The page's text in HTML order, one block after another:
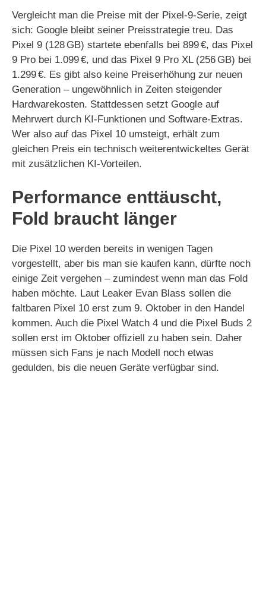
Vergleicht man die Preise mit der Pixel-9-Serie, zeigt
sich: Google bleibt seiner Preisstrategie treu. Das
Pixel 9 (128 GB) startete ebenfalls bei 899 €, das Pixel
9 Pro bei 1.099 €, und das Pixel 9 Pro XL (256 GB) bei
1.299 €. Es gibt also keine Preiserhöhung zur neuen
Generation – ungewöhnlich in Zeiten steigender
Hardwarekosten. Stattdessen setzt Google auf
Mehrwert durch KI-Funktionen und Software-Extras.
Wer also auf das Pixel 10 umsteigt, erhält zum
gleichen Preis ein technisch weiterentwickeltes Gerät
mit zusätzlichen KI-Vorteilen.
Performance enttäuscht,
Fold braucht länger
Die Pixel 10 werden bereits in wenigen Tagen
vorgestellt, aber bis man sie kaufen kann, dürfte noch
einige Zeit vergehen – zumindest wenn man das Fold
haben möchte. Laut Leaker Evan Blass sollen die
faltbaren Pixel 10 erst zum 9. Oktober in den Handel
kommen. Auch die Pixel Watch 4 und die Pixel Buds 2
sollen erst im Oktober offiziell zu haben sein. Daher
müssen sich Fans je nach Modell noch etwas
gedulden, bis die neuen Geräte verfügbar sind.